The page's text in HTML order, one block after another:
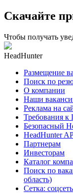
Скачайте
Чтобы получать
HeadHunter
Размещение
Поиск по
О компании
Наши
Реклама на
Требования
Безопасный
HeadHunter
Партнерам
Инвесторам
Каталог
Поиск по
область)
Сетка: